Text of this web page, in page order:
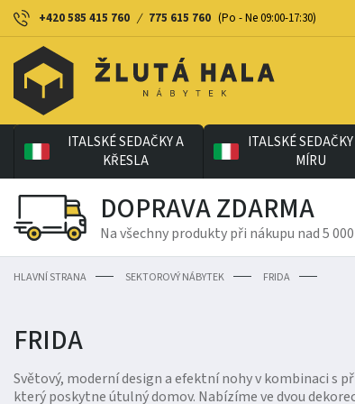
+420 585 415 760 / 775 615 760 (Po - Ne 09:00-17:30)
ITALSKÉ SEDAČKY A
KŘESLA
ITALSKÉ
MÍRU
DOPRAVA ZDARMA
Na všechny produkty při nákupu nad 5
HLAVNÍ STRANA SEKTOROVÝ NÁBYTEK FRIDA
FRIDA
Světový, moderní design a efektní nohy v kombinaci s
který poskytne útulný domov. Nabízíme ve dvou